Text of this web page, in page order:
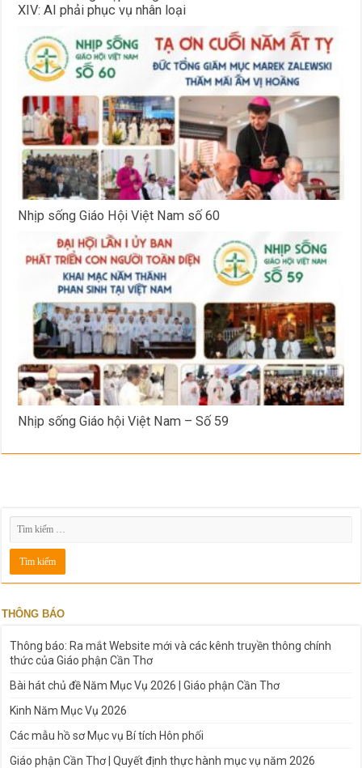
XIV: AI phải phục vụ nhân loại
Nhịp sống Giáo Hội Việt Nam số 60
Nhịp sống Giáo hội Việt Nam – Số 59
THÔNG BÁO
Thông báo: Ra mắt Website mới và các kênh truyền thông chính
thức của Giáo phận Cần Thơ
Bài hát chủ đề Năm Mục Vụ 2026 | Giáo phận Cần Thơ
Kinh Năm Mục Vụ 2026
Các mẫu hồ sơ Mục vụ Bí tích Hôn phối
Giáo phận Cần Thơ | Quyết định thực hành mục vụ năm 2026